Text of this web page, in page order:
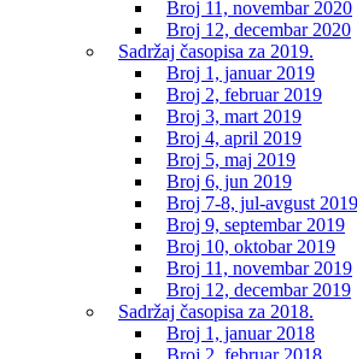
Broj 11, novembar 2020
Broj 12, decembar 2020
Sadržaj časopisa za 2019.
Broj 1, januar 2019
Broj 2, februar 2019
Broj 3, mart 2019
Broj 4, april 2019
Broj 5, maj 2019
Broj 6, jun 2019
Broj 7-8, jul-avgust 2019
Broj 9, septembar 2019
Broj 10, oktobar 2019
Broj 11, novembar 2019
Broj 12, decembar 2019
Sadržaj časopisa za 2018.
Broj 1, januar 2018
Broj 2, februar 2018